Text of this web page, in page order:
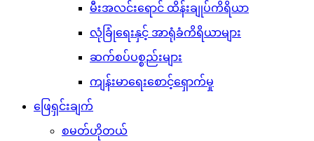
မီးအလင်းရောင် ထိန်းချုပ်ကိရိယာ
လုံခြုံရေးနှင့် အာရုံခံကိရိယာများ
ဆက်စပ်ပစ္စည်းများ
ကျန်းမာရေးစောင့်ရှောက်မှု
ဖြေရှင်းချက်
စမတ်ဟိုတယ်